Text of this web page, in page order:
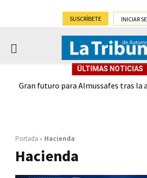
SUSCRÍBETE INICIAR
PRIMARY
ÚLTIMAS NOTICIAS
Gran futuro para Almussafes tras la
Portada » Hacienda
Hacienda